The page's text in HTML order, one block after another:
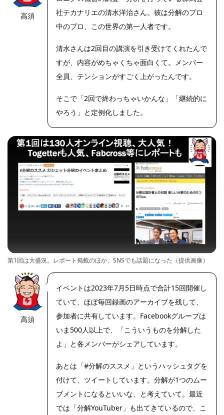
https://riseph
高須
社テカナリエの清水洋治さん。彼は分解のプロ
中のプロ、この世界の第一人者です。
清水さんは2回目の講演を引き受けてくれたんで
すが、内容がめちゃくちゃ面白くて。メンバー
全員、テンションがすごく上がったんです。
そこで「2回で終わっちゃいかんな」「継続的に
やろう」と定例化しました。
第1回は大盛況。レポート掲載のほか、SNSでも話題になった（提供画像）
https://riseph
高須
イベントは2023年7月5日時点で合計15回開催し
ていて、ほぼ毎回録画のアーカイブを残して、
参加者に共有しています。Facebookグループは
いま500人以上で、「こういうものを分解した
よ」と各メンバーがシェアしています。
あとは「#分解のススメ」というハッシュタグを
付けて、ツイートしています。分解が1つのムー
ブメントになるといいな、と考えていて。最近
では「分解YouTuber」も出てきているので、こ